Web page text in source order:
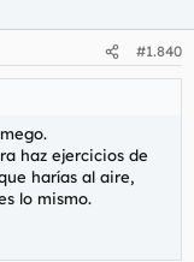
#1.840
haz ejercicios de
harías al aire,
lo mismo.